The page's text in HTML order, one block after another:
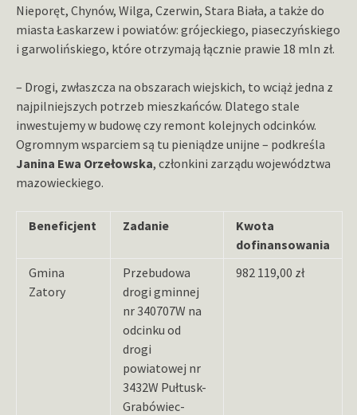
Nieporęt, Chynów, Wilga, Czerwin, Stara Biała, a także do
miasta Łaskarzew i powiatów: grójeckiego, piaseczyńskiego
i garwolińskiego, które otrzymają łącznie prawie 18 mln zł.
– Drogi, zwłaszcza na obszarach wiejskich, to wciąż jedna z
najpilniejszych potrzeb mieszkańców. Dlatego stale
inwestujemy w budowę czy remont kolejnych odcinków.
Ogromnym wsparciem są tu pieniądze unijne – podkreśla
Janina Ewa Orzełowska, członkini zarządu województwa
mazowieckiego.
Beneficjent Zadanie
Kwota
dofinansowania
Gmina
Zatory
Przebudowa
drogi gminnej
nr 340707W na
odcinku od
drogi
powiatowej nr
3432W Pułtusk-
Grabówiec-
982 119,00 zł